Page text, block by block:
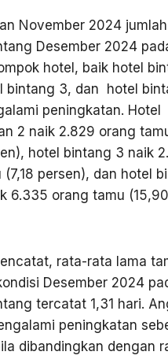
November 2024
Desember 2024
hotel, baik hotel
bintang 3, dan hotel
peningkatan. Hotel
2 naik 2.829 orang
hotel bintang 3 naik
(7,18 persen), dan hotel
6.335 orang tamu (15,90
rata-rata lama
Desember 2024
tercatat 1,31 hari.
peningkatan
dibandingkan dengan